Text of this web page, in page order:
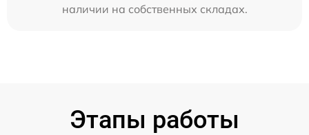
наличии на собственных складах.
Этапы работы